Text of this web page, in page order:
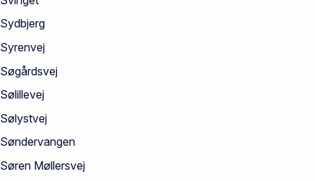
Sydbjerg
Syrenvej
Søgårdsvej
Sølillevej
Sølystvej
Søndervangen
Søren Møllersvej